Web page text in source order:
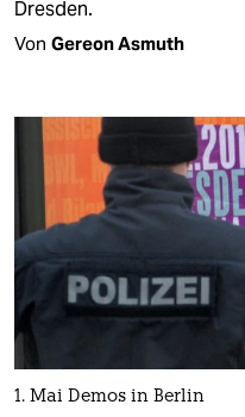
Dresden.
Von Gereon Asmuth
1. Mai Demos in Berlin